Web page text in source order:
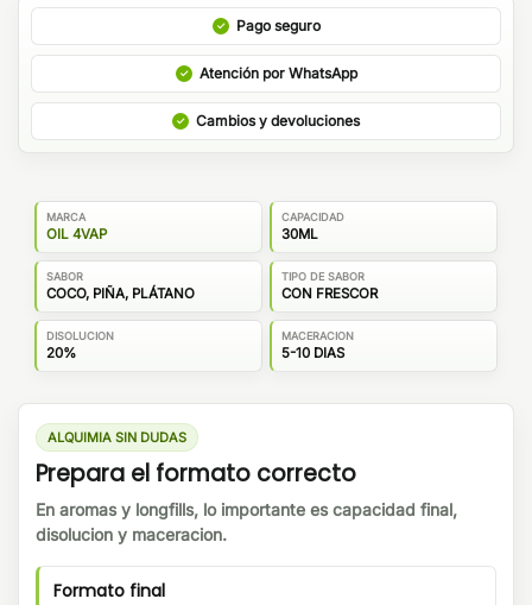
Pago seguro
Atención por WhatsApp
Cambios y devoluciones
MARCA
OIL 4VAP
CAPACIDAD
30ML
SABOR
COCO, PIÑA, PLÁTANO
TIPO DE SABOR
CON FRESCOR
DISOLUCION
20%
MACERACION
5-10 DIAS
ALQUIMIA SIN DUDAS
Prepara el formato correcto
En aromas y longfills, lo importante es capacidad final,
disolucion y maceracion.
Formato final